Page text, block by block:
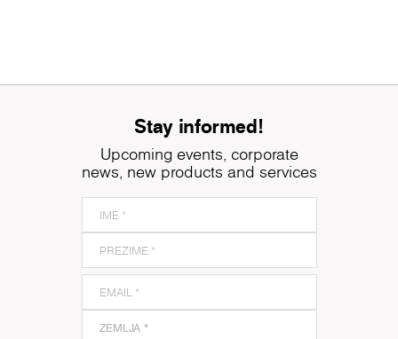
Stay informed!
Upcoming events, corporate
news, new products and services